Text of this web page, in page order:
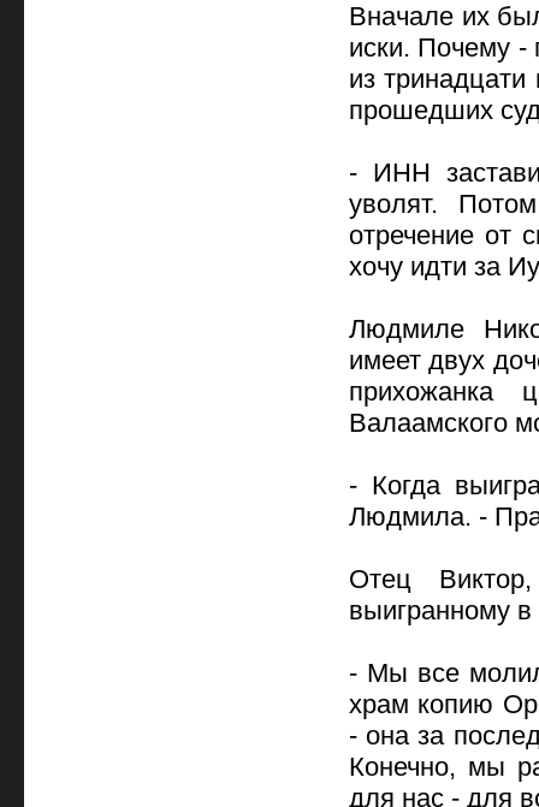
Вначале их
иски. Почему -
из
прошедших
- ИНН
уволят.
отречение от
хочу идти за
Людмиле
имеет двух
прихожанка
Валаамского
- Когда
Людмила. -
Отец
выигранному
- Мы все
храм копию
- она за
Конечно, мы
для нас - для